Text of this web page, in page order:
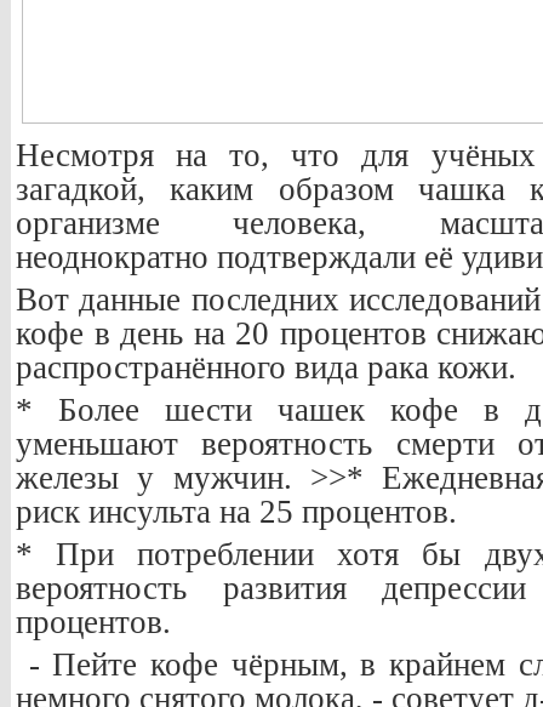
Несмотря на то, что для
загадкой, каким образом чашка
организме человека,
неоднократно подтверждали её
Вот данные последних
кофе в день на 20 процентов
распространённого вида рака кожи.
* Более шести чашек кофе в
уменьшают вероятность смерти
железы у мужчин. >>*
риск инсульта на 25 процентов.
* При потреблении хотя бы
вероятность развития
процентов.
- Пейте кофе чёрным, в крайнем
немного снятого молока, - советует